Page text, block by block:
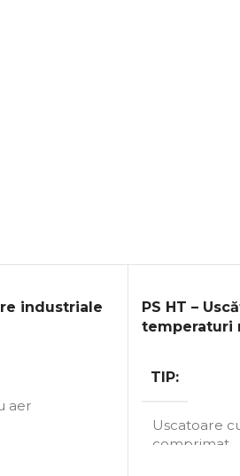
industriale
aer
PS HT –
temperaturi
TIP
Uscatoare
comprimat